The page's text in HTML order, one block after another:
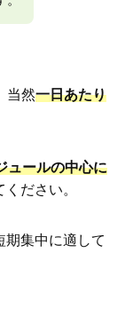
当然一日あたり
ュールの中心に
ください。
期集中に適して